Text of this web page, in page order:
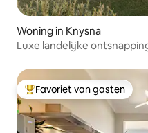
Woning in Knysna
Luxe landelijke
Topfavoriet van gasten
Favoriet van gasten